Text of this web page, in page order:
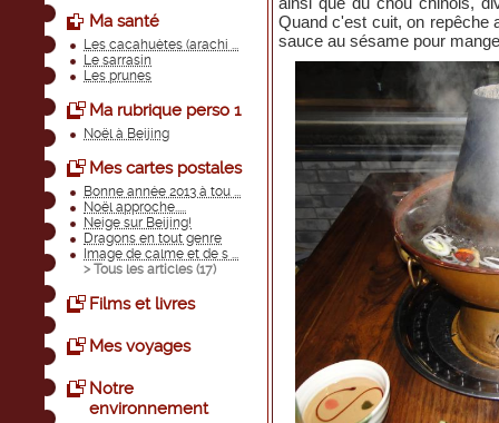
Ma santé
Les cacahuètes (arachi ...
Le sarrasin
Les prunes
Ma rubrique perso 1
Noël à Beijing
Mes cartes postales
Bonne année 2013 à tou ...
Noël approche.....
Neige sur Beijing!
Dragons en tout genre
Image de calme et de s ...
> Tous les articles (17)
Films et livres
Mes voyages
Notre
environnement
Quand c'est cuit, on repêche
sauce au sésame pour